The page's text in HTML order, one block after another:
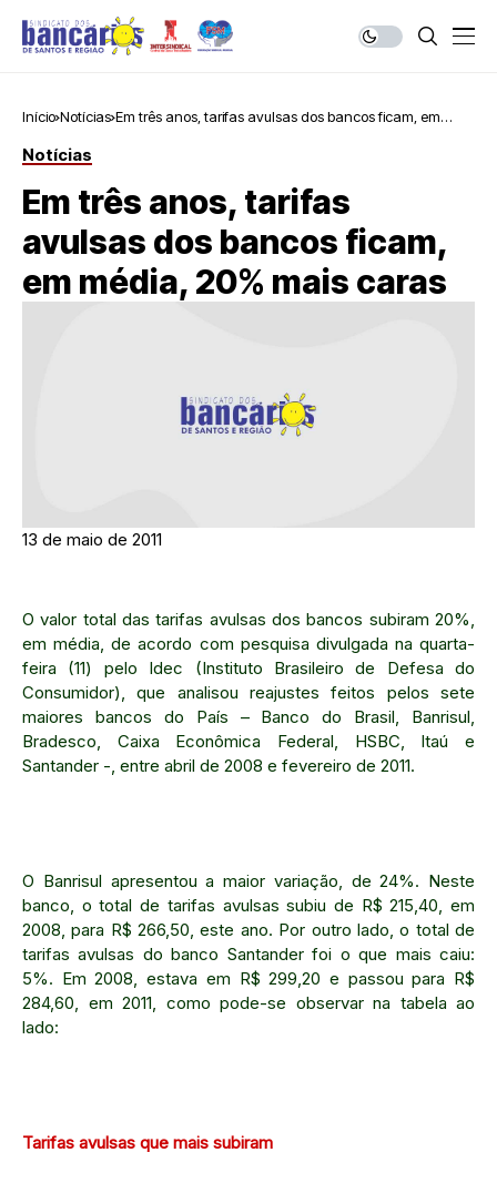
Início Notícias Em três anos, tarifas avulsas dos bancos ficam, em
Notícias
Em três anos, tarifas
avulsas dos bancos ficam,
em média, 20% mais caras
13 de maio de 2011
O valor total das tarifas avulsas dos bancos subiram 20%,
em média, de acordo com pesquisa divulgada na quarta-
feira (11) pelo Idec (Instituto Brasileiro de Defesa do
Consumidor), que analisou reajustes feitos pelos sete
maiores bancos do País – Banco do Brasil, Banrisul,
Bradesco, Caixa Econômica Federal, HSBC, Itaú e
Santander -, entre abril de 2008 e fevereiro de 2011.
O Banrisul apresentou a maior variação, de 24%. Neste
banco, o total de tarifas avulsas subiu de R$ 215,40, em
2008, para R$ 266,50, este ano. Por outro lado, o total de
tarifas avulsas do banco Santander foi o que mais caiu:
5%. Em 2008, estava em R$ 299,20 e passou para R$
284,60, em 2011, como pode-se observar na tabela ao
lado:
Tarifas avulsas que mais subiram